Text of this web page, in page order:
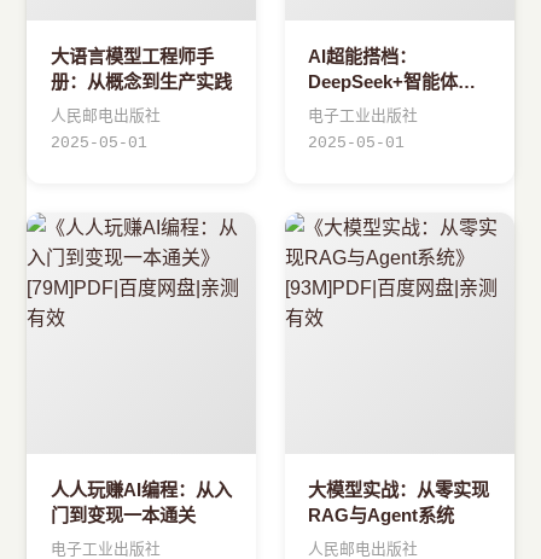
大语言模型工程师手
册：从概念到生产实践
人民邮电出版社
2025-05-01
AI超能搭档：
DeepSeek+智能体实
战手册
电子工业出版社
2025-05-01
人人玩赚AI编程：从入
门到变现一本通关
电子工业出版社
大模型实战：从零实现
RAG与Agent系统
人民邮电出版社